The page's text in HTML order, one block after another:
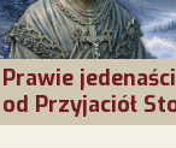
Prawie
od Przyjaciół
złożonych w La